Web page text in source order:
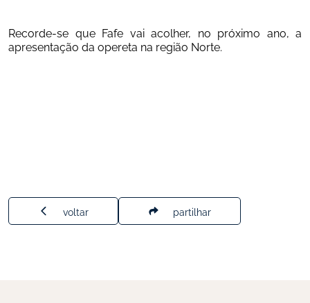
Recorde-se que Fafe vai acolher, no próximo ano, a
apresentação da opereta na região Norte.
voltar partilhar